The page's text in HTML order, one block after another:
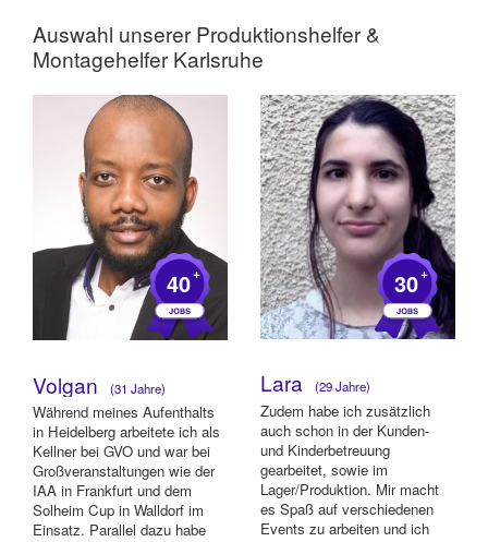
Auswahl unserer Produktionshelfer &
Montagehelfer Karlsruhe
40+
Volgan (31 Jahre)
Während meines Aufenthalts
in Heidelberg arbeitete ich als
Kellner bei GVO und war bei
Großveranstaltungen wie der
IAA in Frankfurt und dem
Solheim Cup in Walldorf im
Einsatz. Parallel dazu habe
30+
Lara (29 Jahre)
Zudem habe ich zusätzlich
auch schon in der Kunden-
und Kinderbetreuung
gearbeitet, sowie im
Lager/Produktion. Mir macht
es Spaß auf verschiedenen
Events zu arbeiten und ich